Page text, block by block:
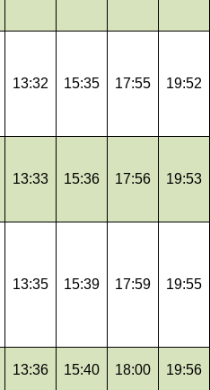
13:32 15:35 17:55 19:52
13:33 15:36 17:56 19:53
13:35 15:39 17:59 19:55
13:36 15:40 18:00 19:56